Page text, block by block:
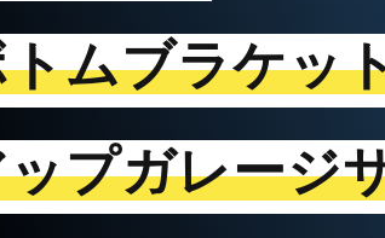
ムブラケッ
プガレージ